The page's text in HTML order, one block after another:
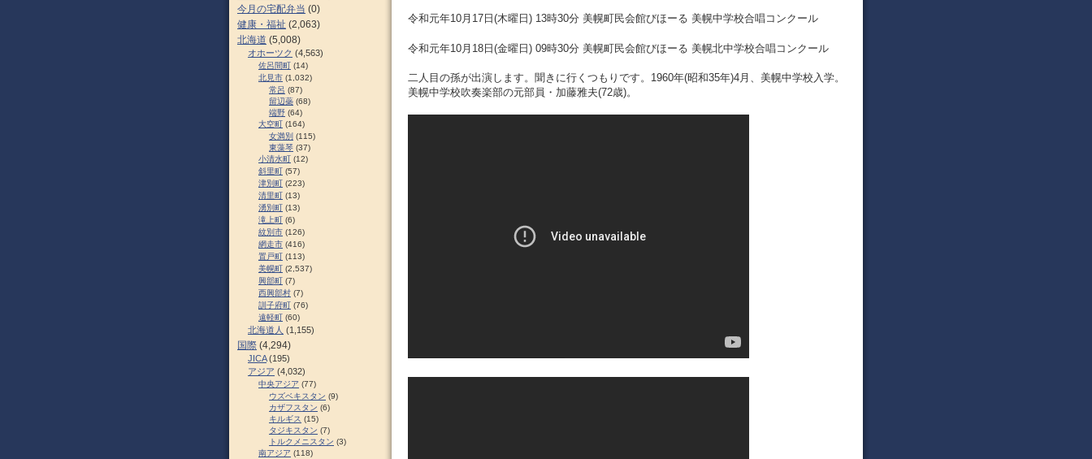
令和元年10月17日(木曜日) 13時30分 美幌町民会館びほーる 美幌中学校合唱コンクール
令和元年10月18日(金曜日) 09時30分 美幌町民会館びほーる 美幌北中学校合唱コンクール
二人目の孫が出演します。聞きに行くつもりです。1960年(昭和35年)4月、美幌中学校入学。
美幌中学校吹奏楽部の元部員・加藤雅夫(72歳)。
今月の宅配弁当 (0)
健康・福祉 (2,063)
北海道 (5,008)
オホーツク (4,563)
佐呂間町 (14)
北見市 (1,032)
常呂 (87)
留辺蘂 (68)
端野 (64)
大空町 (164)
女満別 (115)
東藻琴 (37)
小清水町 (12)
斜里町 (57)
津別町 (223)
清里町 (13)
湧別町 (13)
滝上町 (6)
紋別市 (126)
網走市 (416)
置戸町 (113)
美幌町 (2,537)
興部町 (7)
西興部村 (7)
訓子府町 (76)
遠軽町 (60)
北海道人 (1,155)
国際 (4,294)
JICA(195)
アジア (4,032)
中央アジア (77)
ウズベキスタン (9)
カザフスタン (6)
キルギス (15)
タジキスタン (7)
トルクメニスタン (3)
南アジア (118)